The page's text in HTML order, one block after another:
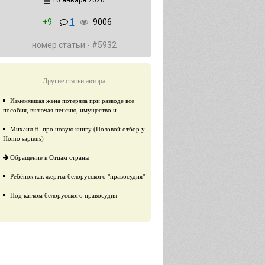
+9 1 9006
номер статьи - #5932
Другие статьи автора
Изменявшая жена потеряла при разводе все
пособия, включая пенсию, имущество и...
Михаил Н. про новую книгу (Половой отбор у
Homo sapiens)
Обращение к Отцам страны
Ребёнок как жертва белорусского "правосудия"
Под катком белорусского правосудия